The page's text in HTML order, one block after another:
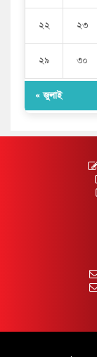
২২ ২৩
২৯ ৩০
« জুলাই